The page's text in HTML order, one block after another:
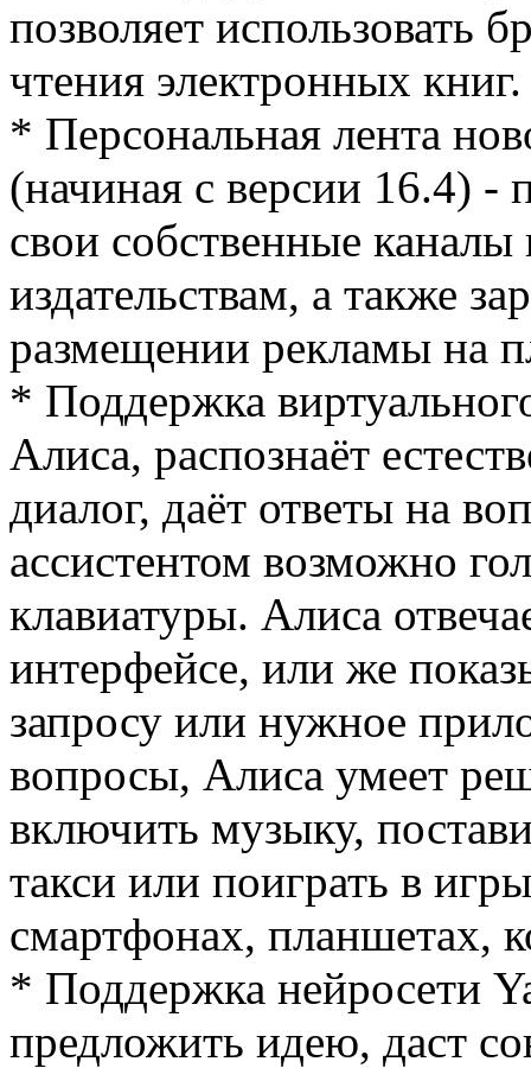
позволяет использовать
чтения электронных книг.
* Персональная лента
(начиная с версии 16.4) -
свои собственные
издательствам, а также
размещении рекламы на
* Поддержка
Алиса, распознаёт
диалог, даёт ответы на
ассистентом возможно
клавиатуры. Алиса
интерфейсе, или же
запросу или нужное
вопросы, Алиса умеет
включить музыку,
такси или поиграть в
смартфонах, планшетах,
* Поддержка нейросети
предложить идею, даст